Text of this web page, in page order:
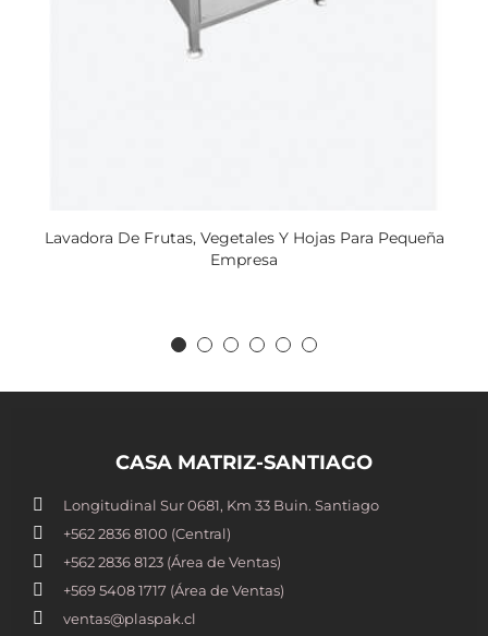
Lavadora De Frutas, Vegetales Y Hojas Para Pequeña
Empresa
CASA MATRIZ-SANTIAGO
Longitudinal Sur 0681, Km 33 Buin. Santiago
+562 2836 8100​ (Central)
+562 2836 8123 (Área de Ventas)
+569 5408 1717 (Área de Ventas)
ventas@plaspak.cl